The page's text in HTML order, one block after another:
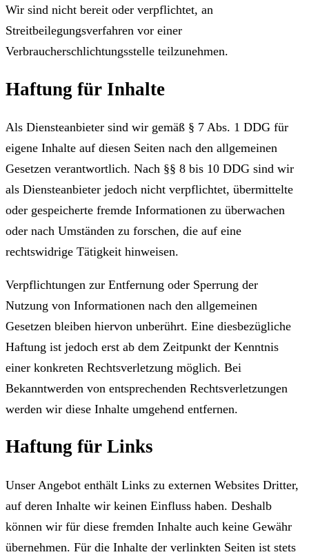
Wir sind nicht bereit oder verpflichtet, an
Streitbeilegungsverfahren vor einer
Verbraucherschlichtungsstelle teilzunehmen.
Haftung für Inhalte
Als Diensteanbieter sind wir gemäß § 7 Abs. 1 DDG für
eigene Inhalte auf diesen Seiten nach den allgemeinen
Gesetzen verantwortlich. Nach §§ 8 bis 10 DDG sind wir
als Diensteanbieter jedoch nicht verpflichtet, übermittelte
oder gespeicherte fremde Informationen zu überwachen
oder nach Umständen zu forschen, die auf eine
rechtswidrige Tätigkeit hinweisen.
Verpflichtungen zur Entfernung oder Sperrung der
Nutzung von Informationen nach den allgemeinen
Gesetzen bleiben hiervon unberührt. Eine diesbezügliche
Haftung ist jedoch erst ab dem Zeitpunkt der Kenntnis
einer konkreten Rechtsverletzung möglich. Bei
Bekanntwerden von entsprechenden Rechtsverletzungen
werden wir diese Inhalte umgehend entfernen.
Haftung für Links
Unser Angebot enthält Links zu externen Websites Dritter,
auf deren Inhalte wir keinen Einfluss haben. Deshalb
können wir für diese fremden Inhalte auch keine Gewähr
übernehmen. Für die Inhalte der verlinkten Seiten ist stets